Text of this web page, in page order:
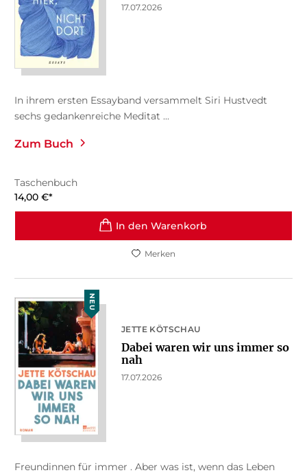
17.07.2026
In ihrem ersten Essayband versammelt Siri Hustvedt
sechs gedankenreiche Meditat ...
Zum Buch
Taschenbuch
14,00 €*
In den Warenkorb
Merken
NEU
JETTE KÖTSCHAU
Dabei waren wir uns immer so
nah
17.07.2026
Freundinnen für immer . Aber was ist, wenn das Leben